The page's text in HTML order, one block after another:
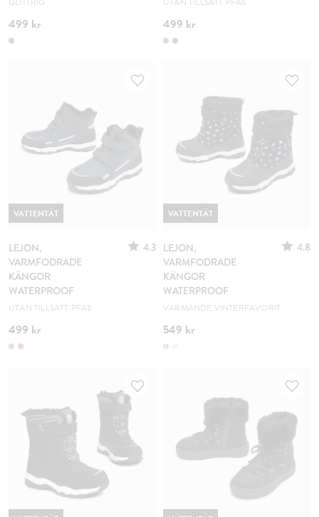
499 kr 499 kr
LEJON,
VARMFODRADE
KÄNGOR
WATERPROOF
4.3
UTAN TILLSATT PFAS
499 kr
VATTENTÄT
LEJON,
VARMFODRADE
KÄNGOR
WATERPROOF
4.8
VÄRMANDE VINTERFAVORIT
549 kr
VATTENTÄT